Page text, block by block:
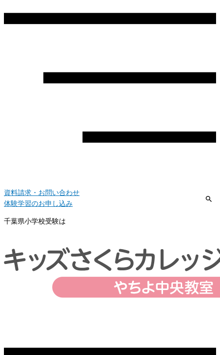
資料請求・お問い合わせ
体験学習のお申し込み
千葉県小学校受験は